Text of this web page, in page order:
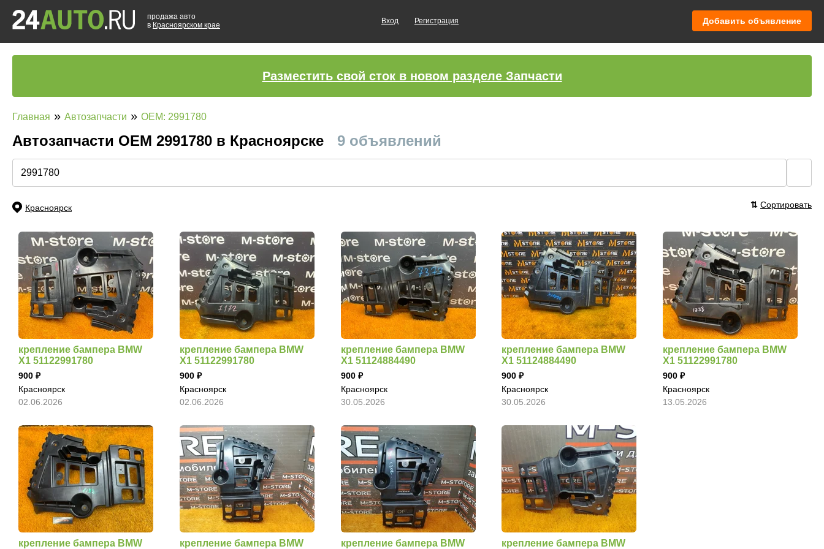
продажа авто
в Красноярском крае
Вход Регистрация Добавить объявление
Разместить свой сток в новом разделе Запчасти
Главная » Автозапчасти » OEM: 2991780
Автозапчасти ОЕМ 2991780 в Красноярске 9 объявлений
Красноярск ⇅ Сортировать
крепление бампера BMW
X1 51122991780
900
Красноярск
02.06.2026
крепление бампера BMW
X1 51122991780
900
Красноярск
02.06.2026
крепление бампера BMW
X1 51124884490
900
Красноярск
30.05.2026
крепление бампера BMW
X1 51124884490
900
Красноярск
30.05.2026
крепление бампера BMW
X1 51122991780
900
Красноярск
13.05.2026
крепление бампера BMW крепление бампера BMW крепление бампера BMW крепление бампера BMW